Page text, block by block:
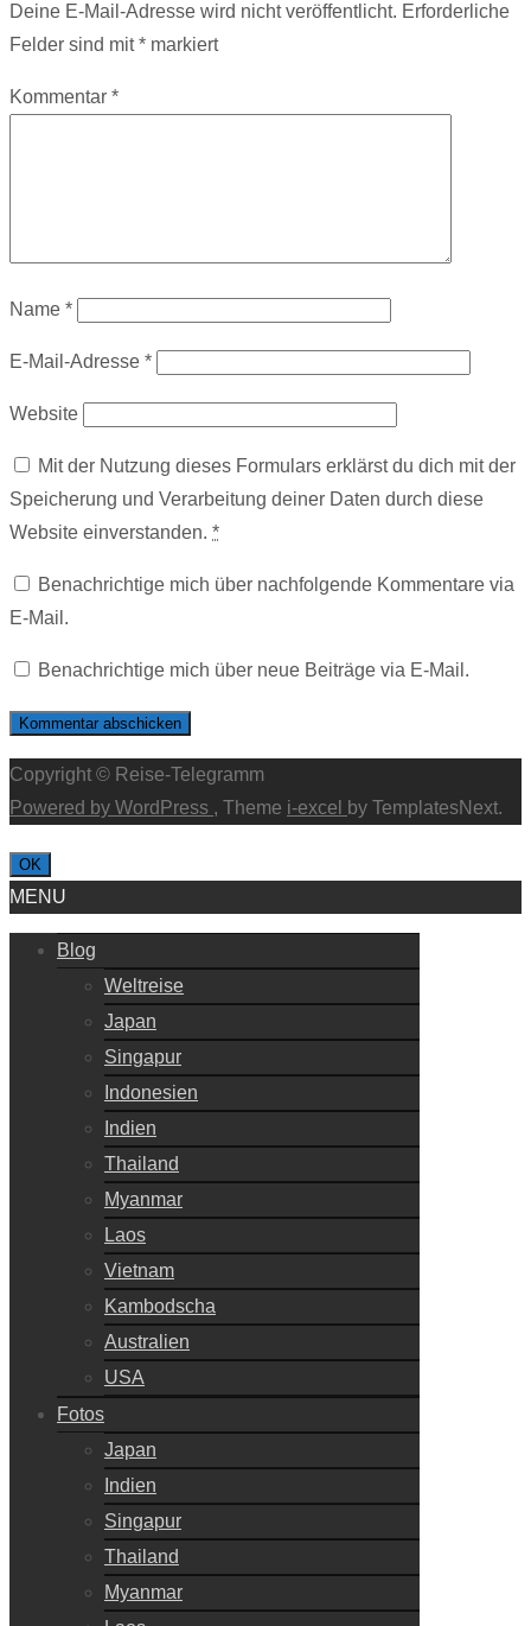
Deine E-Mail-Adresse wird nicht veröffentlicht. Erforderliche
Felder sind mit* markiert
Kommentar *
Name *
E-Mail-Adresse *
Website
Mit der Nutzung dieses Formulars erklärst du dich mit der
Speicherung und Verarbeitung deiner Daten durch diese
Website einverstanden. *
Benachrichtige mich über nachfolgende Kommentare via
E-Mail.
Benachrichtige mich über neue Beiträge via E-Mail.
Copyright © Reise-Telegramm
Powered by WordPress , Theme i-excel by TemplatesNext.
OK
MENU
Blog
Weltreise
Japan
Singapur
Indonesien
Indien
Thailand
Myanmar
Laos
Vietnam
Kambodscha
Australien
USA
Fotos
Japan
Indien
Singapur
Thailand
Myanmar